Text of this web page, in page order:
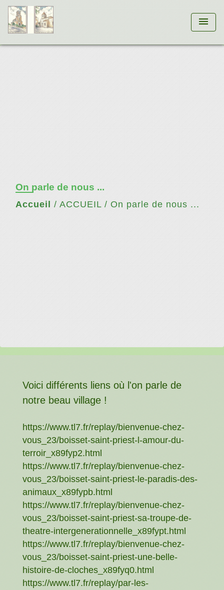
menu
On parle de nous ...
Accueil / ACCUEIL / On parle de nous ...
Voici différents liens où l'on parle de
notre beau village !
https://www.tl7.fr/replay/bienvenue-chez-
vous_23/boisset-saint-priest-l-amour-du-
terroir_x89fyp2.html
https://www.tl7.fr/replay/bienvenue-chez-
vous_23/boisset-saint-priest-le-paradis-des-
animaux_x89fypb.html
https://www.tl7.fr/replay/bienvenue-chez-
vous_23/boisset-saint-priest-sa-troupe-de-
theatre-intergenerationnelle_x89fypt.html
https://www.tl7.fr/replay/bienvenue-chez-
vous_23/boisset-saint-priest-une-belle-
histoire-de-cloches_x89fyq0.html
https://www.tl7.fr/replay/par-les-